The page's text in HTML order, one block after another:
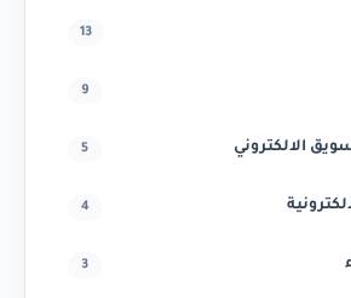
13
9
الالكتروني 5
4
3